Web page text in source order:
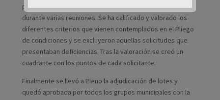
personas interesadas en estos lotes ha tenido lugar
durante varias reuniones. Se ha calificado y valorado los
diferentes criterios que vienen contemplados en el Pliego
de condiciones y se excluyeron aquellas solicitudes que
presentaban deficiencias. Tras la valoración se creó un
cuadrante con los puntos de cada solicitante.
Finalmente se llevó a Pleno la adjudicación de lotes y
quedó aprobada por todos los grupos municipales con la